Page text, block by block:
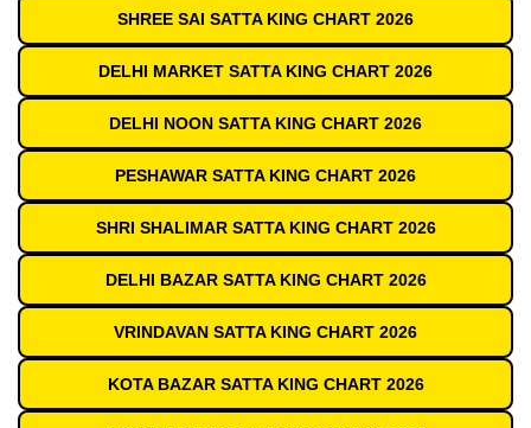
SHREE SAI SATTA KING CHART 2026
DELHI MARKET SATTA KING CHART 2026
DELHI NOON SATTA KING CHART 2026
PESHAWAR SATTA KING CHART 2026
SHRI SHALIMAR SATTA KING CHART 2026
DELHI BAZAR SATTA KING CHART 2026
VRINDAVAN SATTA KING CHART 2026
KOTA BAZAR SATTA KING CHART 2026